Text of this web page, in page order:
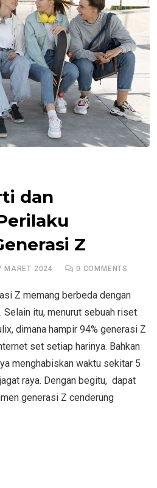
dan
Z
MARET 2024 0 COMMENTS
Z memang berbeda dengan
itu, menurut sebuah riset
dimana hampir 94% generasi Z
set setiap harinya. Bahkan
menghabiskan waktu sekitar 5
raya. Dengan begitu, dapat
generasi Z cenderung